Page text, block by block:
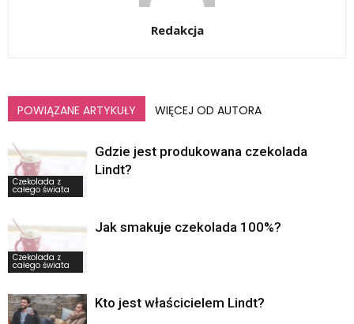
Redakcja
POWIĄZANE ARTYKUŁY WIĘCEJ OD AUTORA
Czekolada z
całego świata
Gdzie jest produkowana czekolada
Lindt?
Czekolada z
całego świata
Jak smakuje czekolada 100%?
Kto jest właścicielem Lindt?